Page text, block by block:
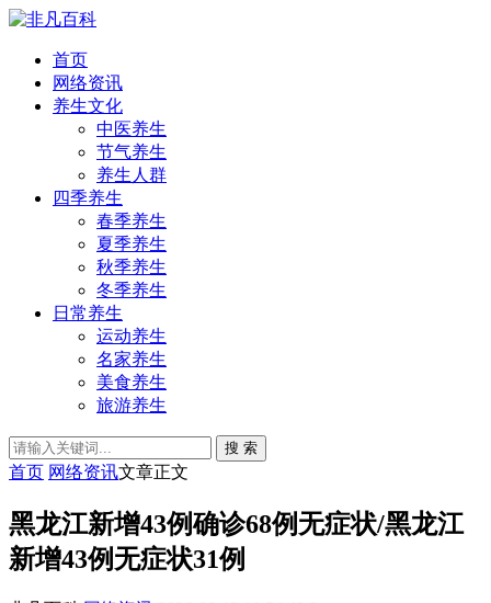
首页
网络资讯
养生文化
中医养生
节气养生
养生人群
四季养生
春季养生
夏季养生
秋季养生
冬季养生
日常养生
运动养生
名家养生
美食养生
旅游养生
搜 索
首页 网络资讯文章正文
黑龙江新增43例确诊68例无症状/黑龙江
新增43例无症状31例